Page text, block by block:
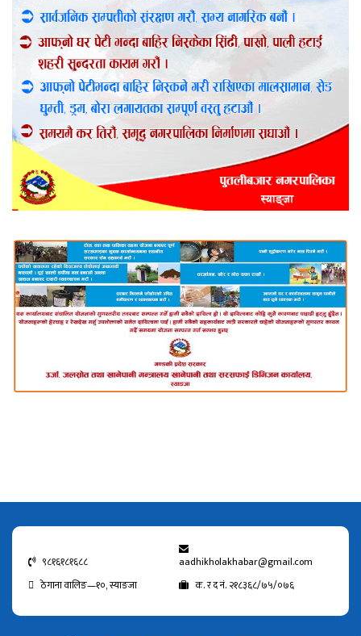
९८१६१८१६८८
aadhikholakhabar@gmail.com
ठेगाना वालिङ—१०, स्याङजा
क. र द नं. २१८३६८/७५/०७६